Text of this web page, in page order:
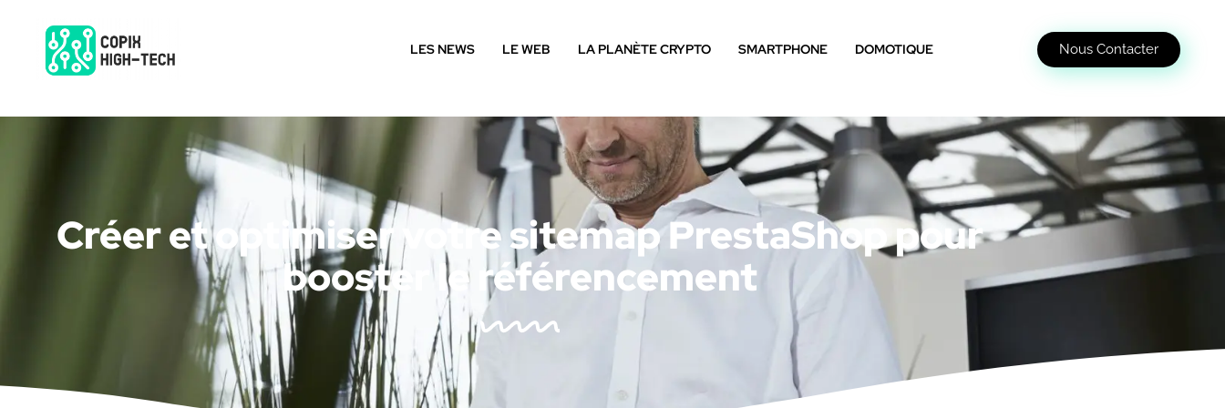
LES NEWS LE WEB LA PLANÈTE CRYPTO SMARTPHONE DOMOTIQUE Nous Contacter
Créer et optimiser votre sitemap PrestaShop pour
booster le référencement